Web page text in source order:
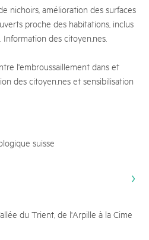
nichoirs, amélioration des surfaces
proche des habitations, inclus
des citoyen.nes.
l'embroussaillement dans et
des citoyen.nes et sensibilisation
suisse
du Trient, de l'Arpille à la Cime